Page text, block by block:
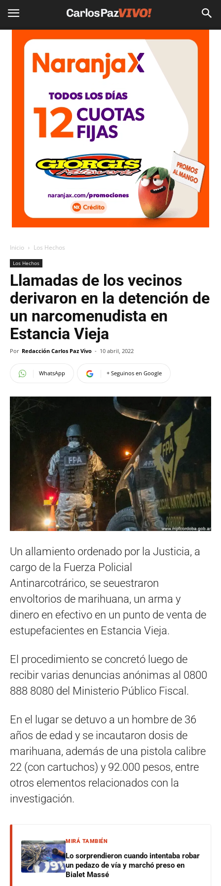
Inicio Los Hechos
Los Hechos
Llamadas de los vecinos
derivaron en la detención de
un narcomenudista en
Estancia Vieja
Por Redacción Carlos Paz Vivo - 10 abril, 2022
WhatsApp + Seguinos en Google
Un allamiento ordenado por la Justicia, a
cargo de la Fuerza Policial
Antinarcotrárico, se seuestraron
envoltorios de marihuana, un arma y
dinero en efectivo en un punto de venta de
estupefacientes en Estancia Vieja.
El procedimiento se concretó luego de
recibir varias denuncias anónimas al 0800
888 8080 del Ministerio Público Fiscal.
En el lugar se detuvo a un hombre de 36
años de edad y se incautaron dosis de
marihuana, además de una pistola calibre
22 (con cartuchos) y 92.000 pesos, entre
otros elementos relacionados con la
investigación.
MIRÁ TAMBIÉN
Lo sorprendieron cuando intentaba robar
un pedazo de vía y marchó preso en
Bialet Massé